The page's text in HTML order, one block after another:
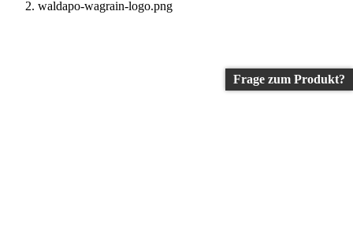
waldapo-wagrain-logo.png
Frage zum Produkt?